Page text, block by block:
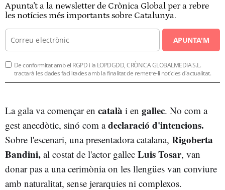
Apunta't a la newsletter de Crònica Global per a rebre
les notícies més importants sobre Catalunya.
APUNTA'M
De conformitat amb el RGPD i la LOPDGDD, CRÒNICA GLOBALMEDIA S.L.
tractarà les dades facilitades amb la finalitat de remetre-li notícies d'actualitat.
La gala va començar en català i en gallec. No com a
gest anecdòtic, sinó com adeclaració d'intencions.
Sobre l'escenari, una presentadora catalana, Rigoberta
Bandini, al costat de l'actor gallec Luis Tosar, van
donar pas a una cerimònia on les llengües van conviure
amb naturalitat, sense jerarquies ni complexos.